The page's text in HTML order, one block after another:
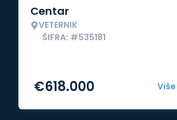
Centar
VETERNIK
ŠIFRA: #535181
€618.000